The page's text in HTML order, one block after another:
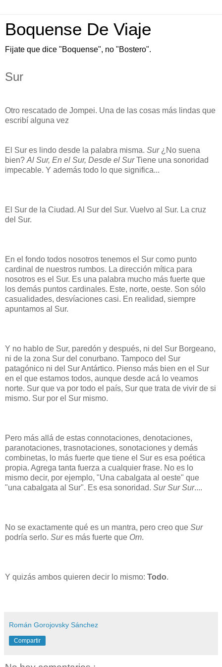
Boquense De Viaje
Fijate que dice "Boquense", no "Bostero".
Sur
Otro rescatado de Jompei. Una de las cosas más lindas que
escribí alguna vez
El Sur es lindo desde la palabra misma. Sur¿No suena
bien? Al Sur, En el Sur, Desde el SurTiene una sonoridad
impecable. Y además todo lo que significa...
El Sur de la Ciudad. Al Sur del Sur. Vuelvo al Sur. La cruz
del Sur.
En el fondo todos nosotros tenemos el Sur como punto
cardinal de nuestros rumbos. La dirección mítica para
nosotros es el Sur. Es una palabra mucho más fuerte que
los demás puntos cardinales. Este, norte, oeste. Son sólo
casualidades, desvíaciones casi. En realidad, siempre
apuntamos al Sur.
Y no hablo de Sur, paredón y después, ni del Sur Borgeano,
ni de la zona Sur del conurbano. Tampoco del Sur
patagónico ni del Sur Antártico. Pienso más bien en el Sur
en el que estamos todos, aunque desde acá lo veamos
norte. Sur que va por todo el país, Sur que trata de vivir de si
mismo. Sur por el Sur mismo.
Pero más allá de estas connotaciones, denotaciones,
paranotaciones, trasnotaciones, sonotaciones y demás
combinetas, lo más fuerte que tiene el Sur es esa poética
propia. Agrega tanta fuerza a cualquier frase. No es lo
mismo decir, por ejemplo, "Una cabalgata al oeste" que
"una cabalgata al Sur". Es esa sonoridad. Sur Sur Sur....
No se exactamente qué es un mantra, pero creo que Sur
podría serlo. Sures más fuerte que Om.
Y quizás ambos quieren decir lo mismo: Todo.
Román Gorojovsky Sánchez
Compartir